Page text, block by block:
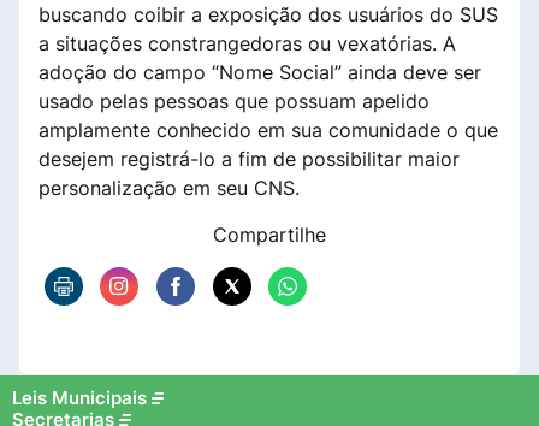
buscando coibir a exposição dos usuários do SUS
a situações constrangedoras ou vexatórias. A
adoção do campo “Nome Social” ainda deve ser
usado pelas pessoas que possuam apelido
amplamente conhecido em sua comunidade o que
desejem registrá-lo a fim de possibilitar maior
personalização em seu CNS.
Compartilhe
Leis Municipais
Secretarias